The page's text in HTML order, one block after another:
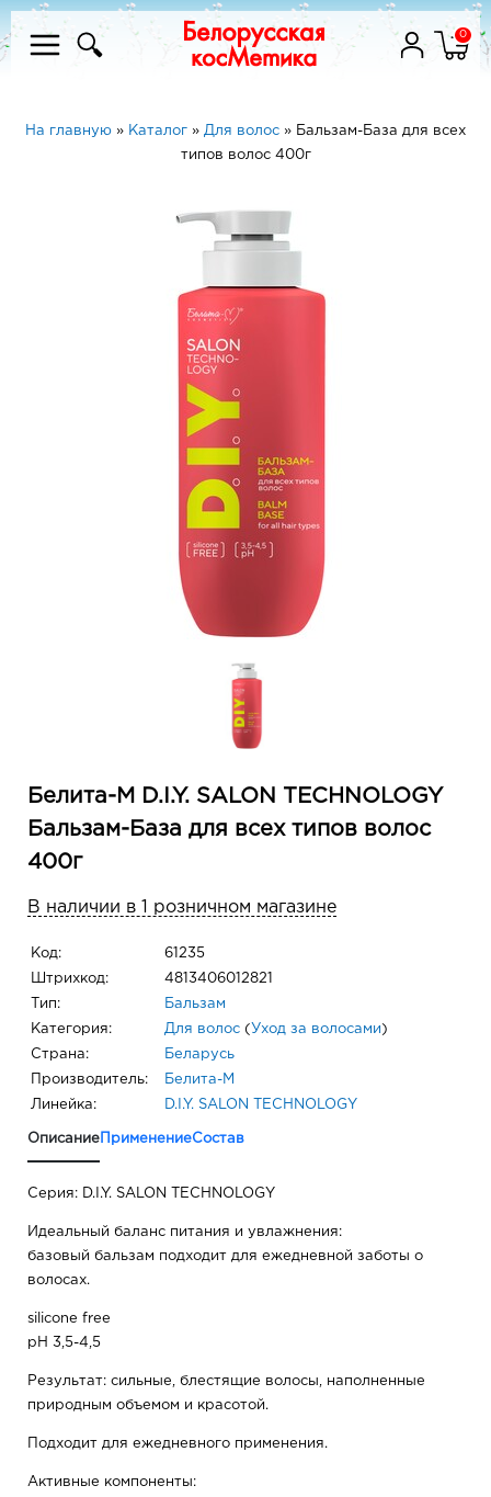
0
На главную » Каталог » Для волос » Бальзам-База для всех
типов волос 400г
Белита-М D.I.Y. SALON TECHNOLOGY
Бальзам-База для всех типов волос
400г
В наличии в 1 розничном магазине
Код: 61235
Штрихкод: 4813406012821
Тип: Бальзам
Категория: Для волос ( Уход за волосами )
Страна: Беларусь
Производитель: Белита-М
Линейка: D.I.Y. SALON TECHNOLOGY
Описание ПрименениеСостав
Серия: D.I.Y. SALON TECHNOLOGY
Идеальный баланс питания и увлажнения:
базовый бальзам подходит для ежедневной заботы о
волосах.
silicone free
pH 3,5-4,5
Результат: сильные, блестящие волосы, наполненные
природным объемом и красотой.
Подходит для ежедневного применения.
Активные компоненты: